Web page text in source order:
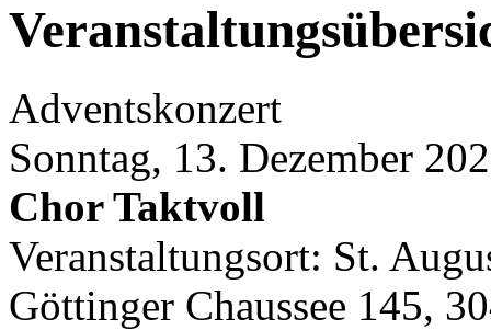
Adventskonzert
Sonntag, 13. Dezember
Chor Taktvoll
Veranstaltungsort: St.
Göttinger Chaussee 145,